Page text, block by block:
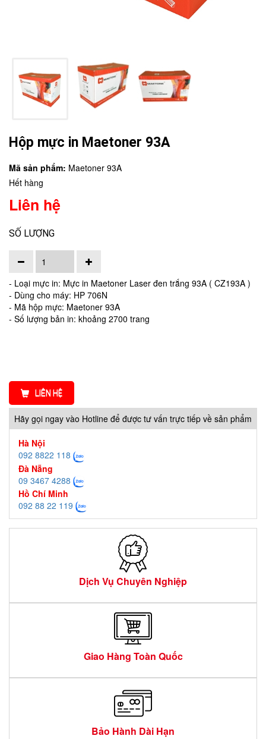
Hộp mực in Maetoner 93A
Mã sản phẩm: Maetoner 93A
Hết hàng
Liên hệ
SỐ LƯỢNG
- Loại mực in: Mực in Maetoner Laser đen trắng 93A ( CZ193A )
- Dùng cho máy: HP 706N
- Mã hộp mực: Maetoner 93A
- Số lượng bản in: khoảng 2700 trang
LIÊN HỆ
Hãy gọi ngay vào Hotline để được tư vấn trực tiếp về sản phẩm
Hà Nội
092 8822 118
Đà Nẵng
09 3467 4288
Hồ Chí Minh
092 88 22 119
Dịch Vụ Chuyên Nghiệp
Giao Hàng Toàn Quốc
Bảo Hành Dài Hạn